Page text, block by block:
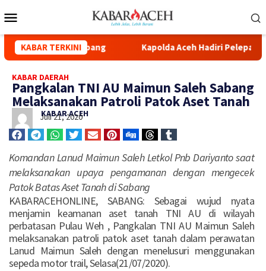
KABAR TERKINI
Kuala Simpang Kapolda Aceh Hadiri Pelepasan
KABAR DAERAH
Pangkalan TNI AU Maimun Saleh Sabang
Melaksanakan Patroli Patok Aset Tanah
KABAR ACEH
Juli 21, 2020
Komandan Lanud Maimun Saleh Letkol Pnb Dariyanto saat
melaksanakan upaya pengamanan dengan mengecek
Patok Batas Aset Tanah di Sabang
KABARACEHONLINE, SABANG: Sebagai wujud nyata
menjamin keamanan aset tanah TNI AU di wilayah
perbatasan Pulau Weh , Pangkalan TNI AU Maimun Saleh
melaksanakan patroli patok aset tanah dalam perawatan
Lanud Maimun Saleh dengan menelusuri menggunakan
sepeda motor trail, Selasa(21/07/2020).